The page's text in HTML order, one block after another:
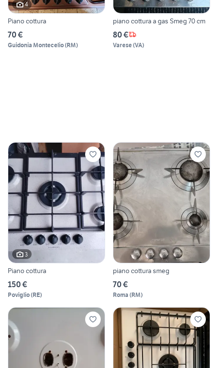
4
Piano cottura
70 €
Guidonia Montecelio(RM)
piano cottura a gas Smeg 70 cm
80 €
Varese(VA)
3
Piano cottura
150 €
Poviglio(RE)
piano cottura smeg
70 €
Roma (RM)